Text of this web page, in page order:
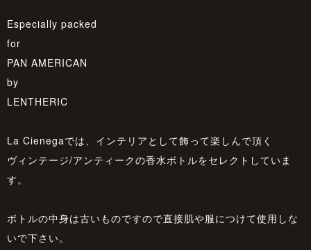
Especially packed
for
PAN AMERICAN
by
LENTHERIC
La Cienegaでは、インテリアとして飾って楽しんで頂く
ヴィンテージ/アンティークの香水ボトルをセレクトしていま
す。
ボトルの中身は古いものですので直接肌や服につけて使用しな
いで下さい。